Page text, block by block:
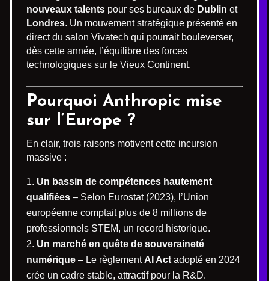
nouveaux talents pour ses bureaux de Dublin et
Londres. Un mouvement stratégique présenté en
direct du salon Vivatech qui pourrait bouleverser,
dès cette année, l’équilibre des forces
technologiques sur le Vieux Continent.
Pourquoi Anthropic mise
sur l’Europe ?
En clair, trois raisons motivent cette incursion
massive :
Un bassin de compétences hautement
qualifiées – Selon Eurostat (2023), l’Union
européenne comptait plus de 8 millions de
professionnels STEM, un record historique.
Un marché en quête de souveraineté
numérique – Le règlement AI Act adopté en 2024
crée un cadre stable, attractif pour la R&D.